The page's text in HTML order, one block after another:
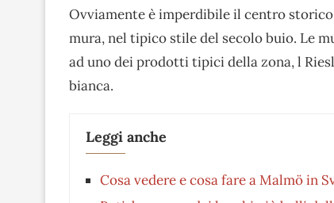
Ovviamente è imperdibile il centro
mura, nel tipico stile del secolo buio. Le
ad uno dei prodotti tipici della zona, l
bianca.
Leggi anche
Cosa vedere e cosa fare a Malmö in